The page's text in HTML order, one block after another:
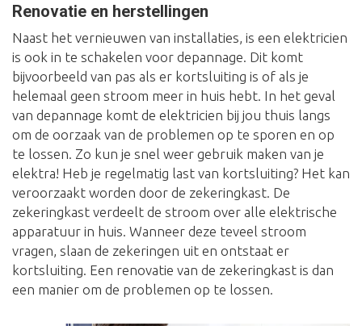
Renovatie en herstellingen
Naast het vernieuwen van installaties, is een elektricien
is ook in te schakelen voor depannage. Dit komt
bijvoorbeeld van pas als er kortsluiting is of als je
helemaal geen stroom meer in huis hebt. In het geval
van depannage komt de elektricien bij jou thuis langs
om de oorzaak van de problemen op te sporen en op
te lossen. Zo kun je snel weer gebruik maken van je
elektra! Heb je regelmatig last van kortsluiting? Het kan
veroorzaakt worden door de zekeringkast. De
zekeringkast verdeelt de stroom over alle elektrische
apparatuur in huis. Wanneer deze teveel stroom
vragen, slaan de zekeringen uit en ontstaat er
kortsluiting. Een renovatie van de zekeringkast is dan
een manier om de problemen op te lossen.